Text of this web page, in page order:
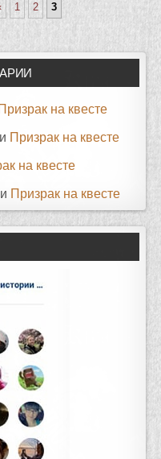
1 2 3
Призрак на квесте
Призрак на квесте
на квесте
Призрак на квесте